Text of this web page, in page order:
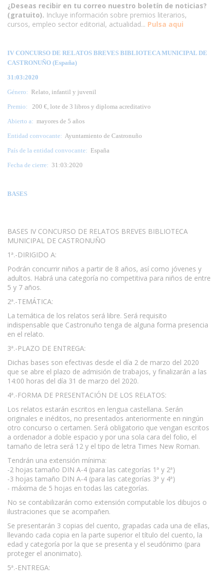
¿Deseas recibir en tu correo nuestro boletín de noticias?
(gratuito). Incluye información sobre premios literarios,
cursos, empleo sector editorial, actualidad... Pulsa aqui
IV CONCURSO DE RELATOS BREVES BIBLIOTECA MUNICIPAL DE
CASTRONUÑO (España)
31:03:2020
Género: Relato, infantil y juvenil
Premio:
200 €, lote de 3 libros y diploma acreditativo
Abierto a: mayores de 5 años
Entidad convocante: Ayuntamiento de Castronuño
País de la entidad convocante: España
Fecha de cierre: 31:03:2020
BASES
BASES IV CONCURSO DE RELATOS BREVES BIBLIOTECA
MUNICIPAL DE CASTRONUÑO
1ª.-DIRIGIDO A:
Podrán concurrir niños a partir de 8 años, así como jóvenes y
adultos. Habrá una categoría no competitiva para niños de entre
5 y 7 años.
2ª.-TEMÁTICA:
La temática de los relatos será libre. Será requisito
indispensable que Castronuño tenga de alguna forma presencia
en el relato.
3ª.-PLAZO DE ENTREGA:
Dichas bases son efectivas desde el día 2 de marzo del 2020
que se abre el plazo de admisión de trabajos, y finalizarán a las
14:00 horas del día 31 de marzo del 2020.
4ª.-FORMA DE PRESENTACIÓN DE LOS RELATOS:
Los relatos estarán escritos en lengua castellana. Serán
originales e inéditos, no presentados anteriormente en ningún
otro concurso o certamen. Será obligatorio que vengan escritos
a ordenador a doble espacio y por una sola cara del folio, el
tamaño de letra será 12 y el tipo de letra Times New Roman.
Tendrán una extensión mínima:
-2 hojas tamaño DIN A-4 (para las categorías 1ª y 2ª)
-3 hojas tamaño DIN A-4 (para las categorías 3ª y 4ª)
- máxima de 5 hojas en todas las categorías.
No se contabilizarán como extensión computable los dibujos o
ilustraciones que se acompañen.
Se presentarán 3 copias del cuento, grapadas cada una de ellas,
llevando cada copia en la parte superior el título del cuento, la
edad y categoría por la que se presenta y el seudónimo (para
proteger el anonimato).
5ª.-ENTREGA: